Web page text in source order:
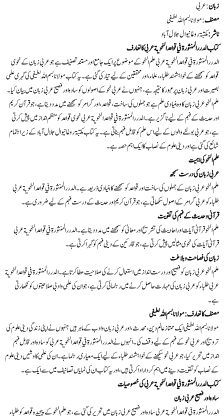
زبان: عربی
مصنف:مولانا بسم اللہ لطیفی
ناشر :مکتبۃ روغانیوال جلال آباد
کتاب الدرر المنثورة في قواعد النحوية عربی کا تعارف
الدرر المنثورة في قواعد النحوية عربی علم النحو کے موضوع پر ایک جامع اور مستند تصنیف ہے جو عربی زبان کے نحوی
قواعد کو سمجھنے کے خواہشمند طلباء، علماء، اور محققین کے لیے تیار کی گئی ہے۔ یہ کتاب مولانا بسم اللہ لطیفی کی گہری علمی
بصیرت اور عربی زبان پر عبور کا نتیجہ ہے، جنہوں نے عربی نحو کے اصولوں کو سادہ اور فصیح عربی زبان میں بیان کیا۔
علم النحو عربی زبان کا وہ بنیادی علم ہے جو جملوں کی ساخت، قواعد، اور گرامر کو سمجھنے میں مدد دیتا ہے، جو قرآن کریم
اور حدیث کے فہم کے لیے ناگزیر ہے۔ الدرر المنثورة في قواعد النحوية عربی نحوی قواعد کو منظم انداز میں پیش کرتی
ہے، جو عربی بولنے والوں کے لیے اس علم کو قابل فہم بناتی ہے۔ یہ کتاب مکتبۃ روغانیوال جلال آباد کے زیر اہتمام
شائع کی گئی ہے اور دینی علوم کے نصاب کا ایک اہم حصہ ہے۔
علم النحو کی اہمیت
عربی زبان کی درست سمجھ
علم النحو عربی زبان کے جملوں کی ساخت اور قواعد کو سمجھنے کا بنیادی ذریعہ ہے۔ الدرر المنثورة في قواعد النحوية عربی
طلباء کو عربی گرامر کے اصول سکھاتی ہے، جو قرآن کریم اور حدیث کے درست فہم کے لیے ضروری ہے۔
قرآنی و حدیث کے فہم کی تقویت
علم النحو قرآنی آیات اور احادیث کی تشریح اور معانی کو سمجھنے میں مدد دیتا ہے۔ الدرر المنثورة في قواعد النحوية عربی
قرآنی آیات کی نحوی مثالیں پیش کرتی ہے، جو قارئین کے دینی فہم کو گہرا کرتی ہے۔
زبان کی فصاحت و بلاغت
علم النحو عربی زبان کو فصیح اور درست انداز میں استعمال کرنے کی صلاحیت عطا کرتا ہے۔ الدرر المنثورة في قواعد النحوية
عربی طلباء کو عربی زبان کی مہارت حاصل کرنے میں رہنمائی کرتی ہے، جو ان کی علمی و ادبی صلاحیتوں کو نکھارتی
ہے۔
مصنف کا تعارف: مولانا بسم اللہ لطیفی
مولانا بسم اللہ لطیفی ایک ممتاز عالم دین، محدث، اور عربی زبان و ادب کے ماہر ہیں جنہوں نے اپنی زندگی دینی علوم کی
ترویج اور عربی نحو کے فہم کے لیے وقف کی۔ انہوں نے الدرر المنثورة في قواعد النحوية عربی کو سادہ اور قابل فہم
انداز میں تحریر کیا، جو عربی نحو سیکھنے کے خواہشمند طلباء کے لیے ایک معیاری رہنما ہے۔ ان کی علمی کاوشیں دینی علوم
کے نصاب کو تقویت دینے میں اہم کردار ادا کرتی ہیں، اور یہ کتاب ان کی نمایاں تصانیف میں سے ایک ہے۔
کتاب الدرر المنثورة في قواعد النحوية عربی کی خصوصیات
سادہ اور فصیح عربی زبان
الدرر المنثورة في قواعد النحوية عربی سادہ اور فصیح عربی زبان میں تحریر کی گئی ہے، جو علم النحو کے پیچیدہ قواعد کو طلباء